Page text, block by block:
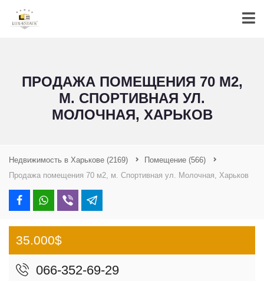
ПРОДАЖА ПОМЕЩЕНИЯ 70 М2,
М. СПОРТИВНАЯ УЛ.
МОЛОЧНАЯ, ХАРЬКОВ
Недвижимость в Харькове (2169) Помещение (566)
Продажа помещения 70 м2, м. Спортивная ул. Молочная, Харьков
35.000$
066-352-69-29